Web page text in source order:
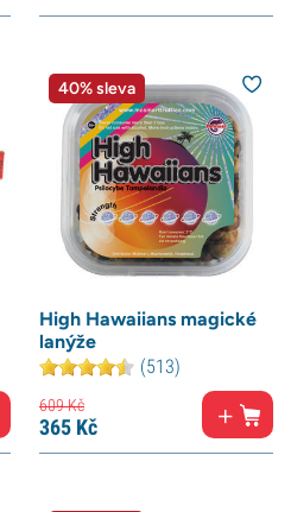
40% sleva
High Hawaiians magické
lanýže
(513)
609Kč
365 Kč